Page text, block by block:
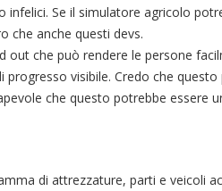
Se il simulatore agricolo
che anche questi devs.
out che può rendere le persone
visibile. Credo che
che questo potrebbe essere
di attrezzature, parti e veicoli